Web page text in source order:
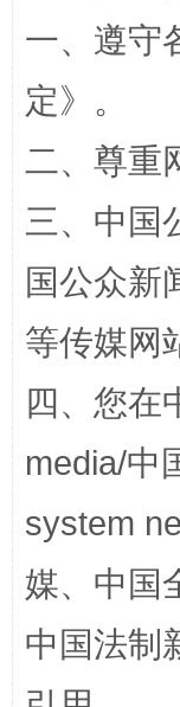
一、遵守
定》。
二、尊重
三、中国
国公众新
等传媒网
四、您在
media/中
system
媒、中国
中国法制